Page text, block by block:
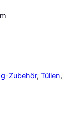
Zubehör, Tüllen